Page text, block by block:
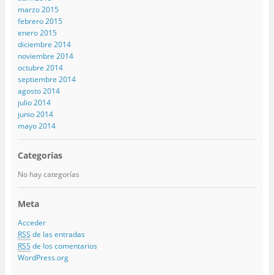
marzo 2015
febrero 2015
enero 2015
diciembre 2014
noviembre 2014
octubre 2014
septiembre 2014
agosto 2014
julio 2014
junio 2014
mayo 2014
Categorías
No hay categorías
Meta
Acceder
RSS de las entradas
RSS de los comentarios
WordPress.org